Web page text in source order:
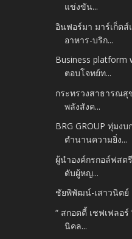
แข่งขัน...
อินฟอร์มา มาร์เก็ต
อาหาร-บริก...
Business platform
ตอบโจทย์ท...
กระทรวงสาธารณ
พลังสังค...
BRG GROUP ทุ่มง
ตำนานความยิ่ง...
ผู้นำองค์กรกอล์ฟสต
ดับผู้หญ...
ชัยพิพัฒน์-เสาวนิตย์
“ สกอตตี้ เชฟเฟลอ
นิคล...